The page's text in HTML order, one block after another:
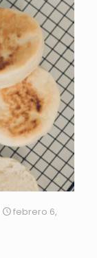
febrero 6,